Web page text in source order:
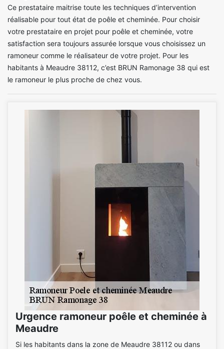
Ce prestataire maitrise toute les techniques d’intervention
réalisable pour tout état de poêle et cheminée. Pour choisir
votre prestataire en projet pour poêle et cheminée, votre
satisfaction sera toujours assurée lorsque vous choisissez un
ramoneur comme le réalisateur de votre projet. Pour les
habitants à Meaudre 38112, c’est BRUN Ramonage 38 qui est
le ramoneur le plus proche de chez vous.
Urgence ramoneur poêle et cheminée à
Meaudre
Si les habitants dans la zone de Meaudre 38112 ou dans